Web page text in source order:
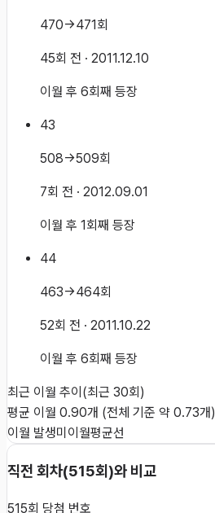
470→471회
45회 전 · 2011.12.10
이월 후 6회째 등장
43
508→509회
7회 전 · 2012.09.01
이월 후 1회째 등장
44
463→464회
52회 전 · 2011.10.22
이월 후 6회째 등장
최근 이월 추이 (최근 30회)
평균 이월 0.90개 (전체 기준 약 0.73개)
이월 발생미이월평균선
직전 회차(515회)와 비교
515회 당첨 번호